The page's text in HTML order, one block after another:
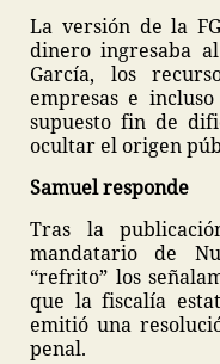
La versión de la
dinero ingresaba
García, los
empresas e
supuesto fin de
ocultar el origen
Samuel responde
Tras la
mandatario de
“refrito” los
que la fiscalía
emitió una
penal.